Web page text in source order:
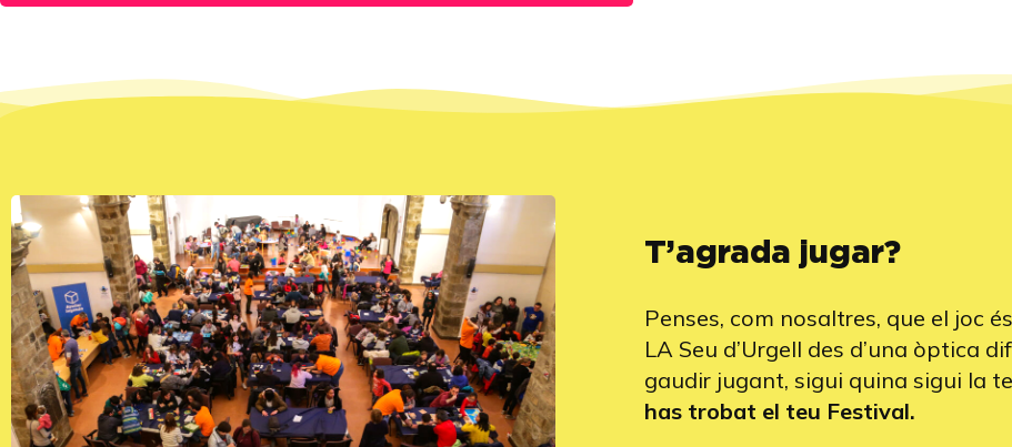
T’agrada jugar?
Penses, com nosaltres, que el joc
LA Seu d’Urgell des d’una òptica
gaudir jugant, sigui quina sigui la
has trobat el teu Festival.